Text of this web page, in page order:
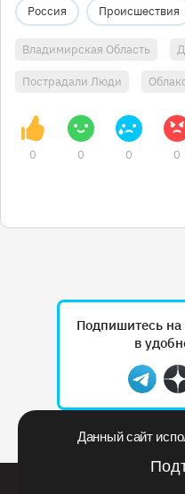
Данный сайт
Россия Происшествия
Владимирская Область
Пострадали Люди
0 0 0 0
Подпишитесь на
в
Билайн запустил в